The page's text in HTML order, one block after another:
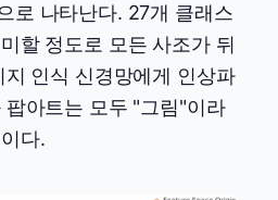
로 나타난다. 27개 클래스
할 정도로 모든 사조가 뒤
인식 신경망에게 인상파
아트는 모두 "그림"이라
다.